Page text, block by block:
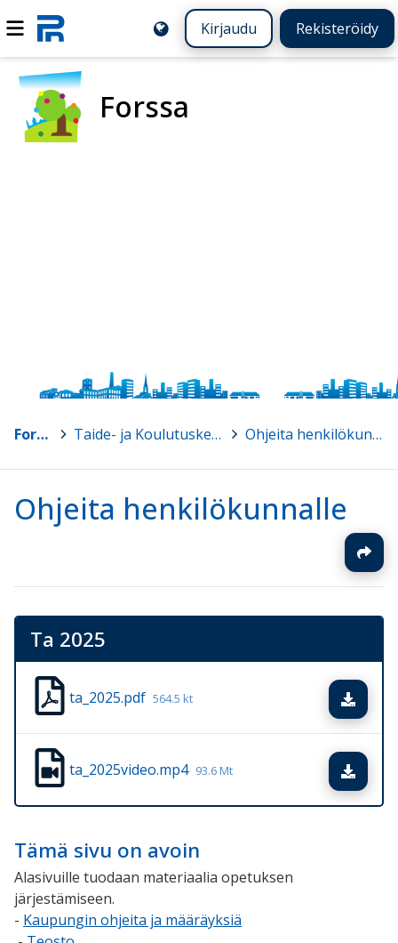
Kirjaudu Rekisteröidy
Forssa
Forssa > Taide- ja Koulutuskeskus Elli > Ohjeita henkilökunnalle
Ohjeita henkilökunnalle
Ta 2025
ta_2025.pdf 564.5 kt
ta_2025video.mp4 93.6 Mt
Tämä sivu on avoin
Alasivuille tuodaan materiaalia opetuksen
järjestämiseen.
- Kaupungin ohjeita ja määräyksiä